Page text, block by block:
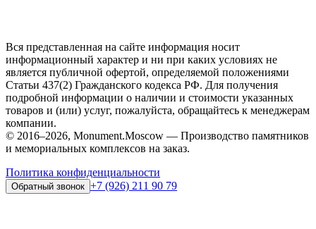
Вся представленная на сайте информация носит
информационный характер и ни при каких условиях не
является публичной офертой, определяемой положениями
Статьи 437(2) Гражданского кодекса РФ. Для получения
подробной информации о наличии и стоимости указанных
товаров и (или) услуг, пожалуйста, обращайтесь к менеджерам
компании.
© 2016–2026, Monument.Moscow — Производство памятников
и мемориальных комплексов на заказ.
Политика конфиденциальности
Обратный звонок +7 (926) 211 90 79